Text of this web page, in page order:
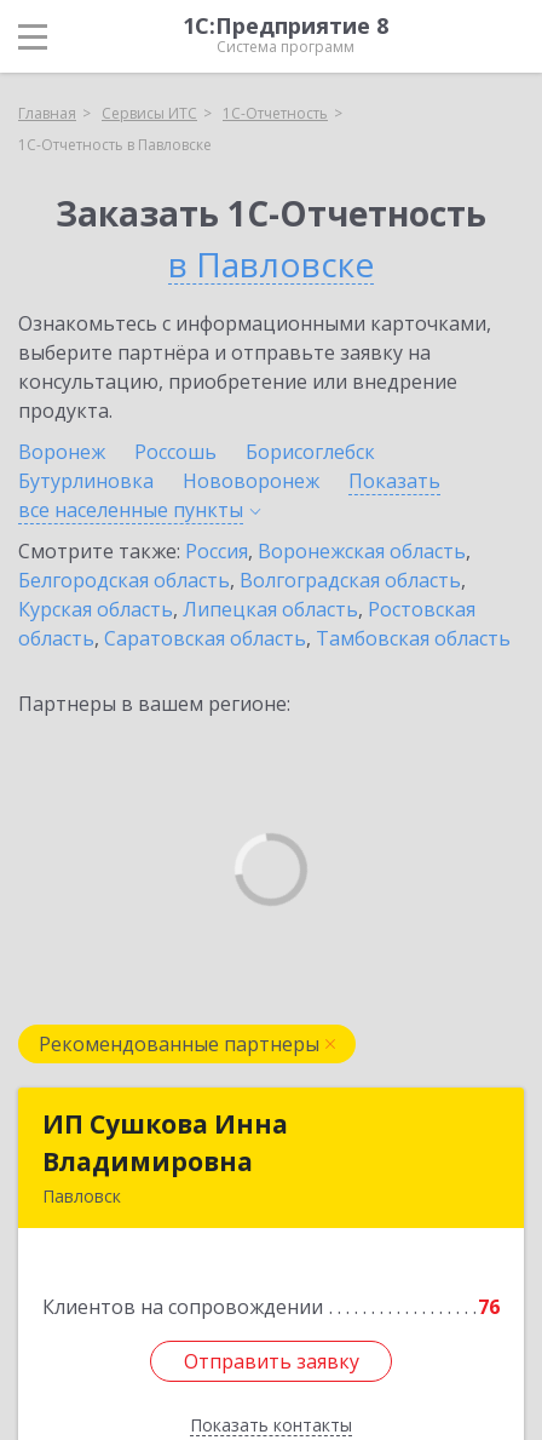
1С:Предприятие 8
Система программ
Главная Сервисы ИТС
1С-Отчетность
1С-Отчетность в Павловске
Заказать 1С-Отчетность
в Павловске
Ознакомьтесь с информационными карточками,
выберите партнёра и отправьте заявку на
консультацию, приобретение или внедрение
продукта.
Воронеж
Россошь
Борисоглебск
Бутурлиновка
Нововоронеж
Показать
все населенные пункты
Смотрите также: Россия, Воронежская область,
Белгородская область, Волгоградская область,
Курская область, Липецкая область, Ростовская
область, Саратовская область, Тамбовская область
Партнеры в вашем регионе:
Рекомендованные партнеры
ИП Сушкова Инна
Владимировна
Павловск
Клиентов на сопровождении 76
Отправить заявку
Показать контакты
ИП Сушкова Инна
Подробнее
Отправить заявку
Назад